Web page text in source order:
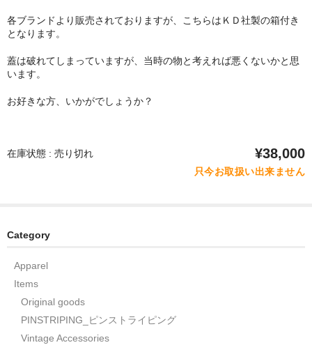
各ブランドより販売されておりますが、こちらはＫＤ社製の箱付き
となります。
蓋は破れてしまっていますが、当時の物と考えれば悪くないかと思
います。
お好きな方、いかがでしょうか？
在庫状態 : 売り切れ ¥38,000
只今お取扱い出来ません
Category
Apparel
Items
Original goods
PINSTRIPING_ピンストライピング
Vintage Accessories